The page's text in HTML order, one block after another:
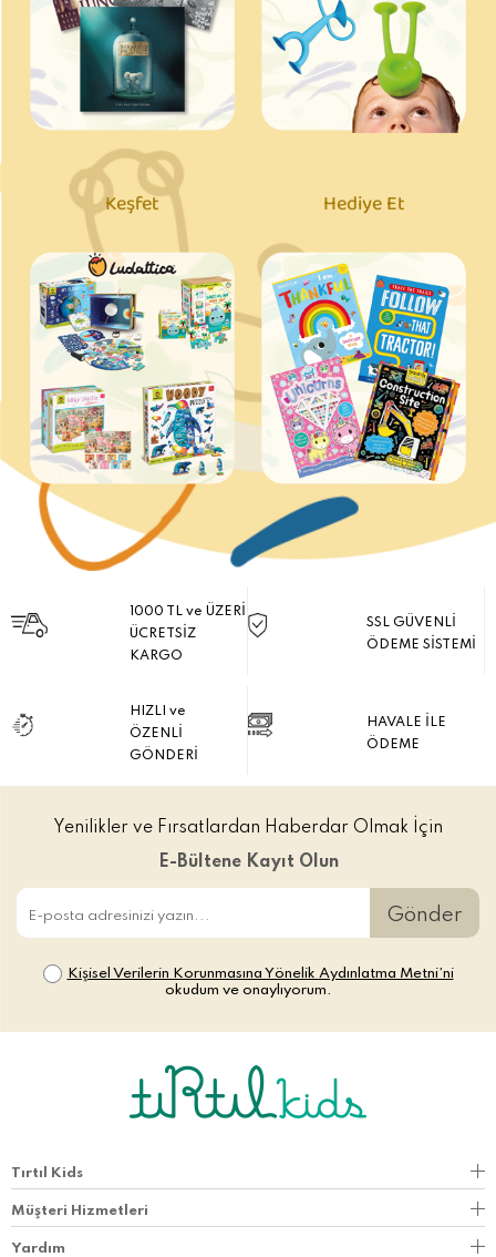
Keşfet Hediye Et
1000 TL ve ÜZERİ
ÜCRETSİZ
KARGO
SSL GÜVENLİ
ÖDEME SİSTEMİ
HIZLI ve
ÖZENLİ
GÖNDERİ
HAVALE İLE
ÖDEME
Yenilikler ve Fırsatlardan Haberdar Olmak İçin
E-Bültene Kayıt Olun
Gönder
Kişisel Verilerin Korunmasına Yönelik Aydınlatma Metni’ni
okudum ve onaylıyorum.
Tırtıl Kids
Müşteri Hizmetleri
Yardım